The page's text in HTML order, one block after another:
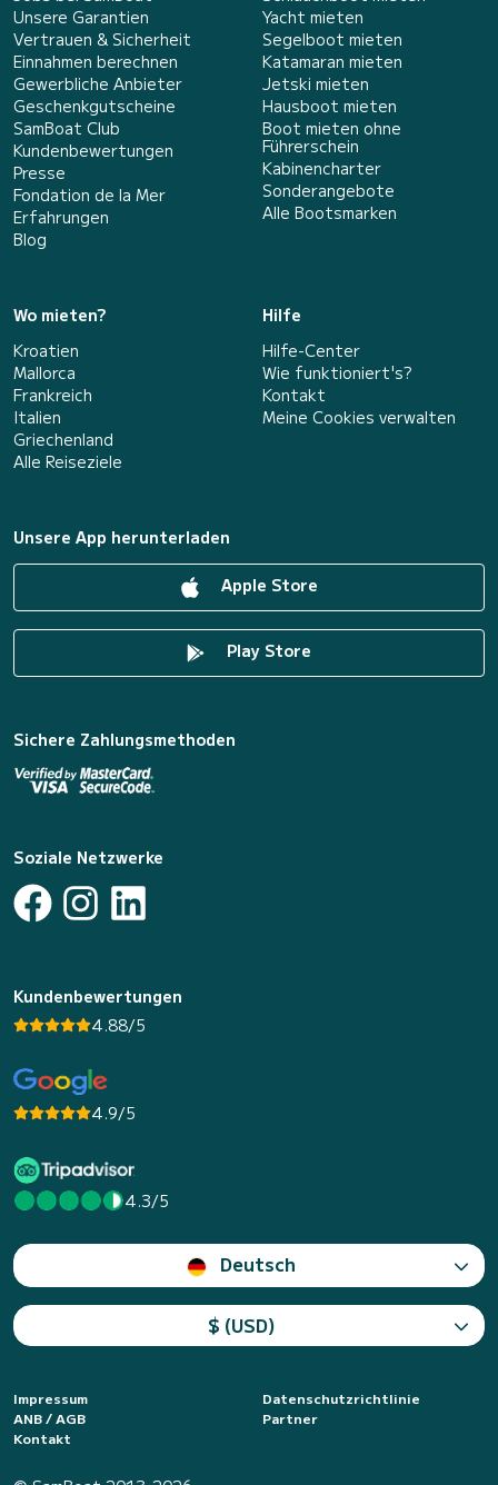
Unsere Garantien
Vertrauen & Sicherheit
Einnahmen berechnen
Gewerbliche Anbieter
Geschenkgutscheine
SamBoat Club
Kundenbewertungen
Presse
Fondation de la Mer
Erfahrungen
Blog
Yacht mieten
Segelboot mieten
Katamaran mieten
Jetski mieten
Hausboot mieten
Boot mieten ohne
Führerschein
Kabinencharter
Sonderangebote
Alle Bootsmarken
Wo mieten?
Kroatien
Mallorca
Frankreich
Italien
Griechenland
Alle Reiseziele
Hilfe
Hilfe-Center
Wie funktioniert's?
Kontakt
Meine Cookies verwalten
Unsere App herunterladen
Apple Store
Play Store
Sichere Zahlungsmethoden
Soziale Netzwerke
Kundenbewertungen
4.88/5
4.9/5
4.3/5
Deutsch
$ (USD)
Impressum
Datenschutzrichtlinie
ANB / AGB
Partner
Kontakt